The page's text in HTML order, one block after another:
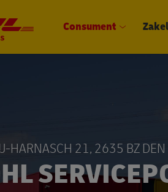
Consument
HARNASCH 21, 2635 BZ DEN